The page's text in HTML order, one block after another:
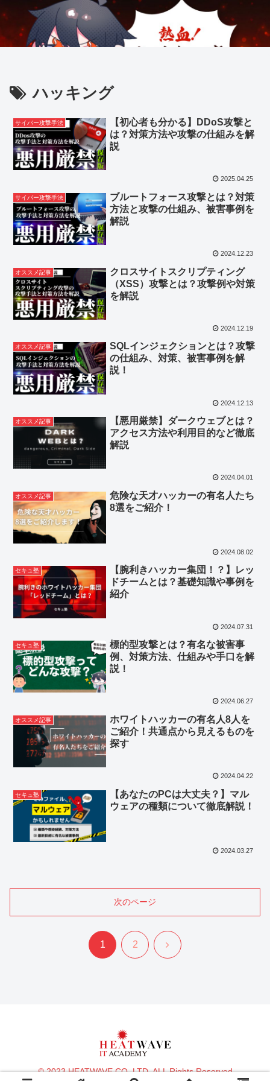
ハッキング
サイバー攻撃手法
【初心者も分かる】DDoS攻撃と
は？対策方法や攻撃の仕組みを解
説
2025.04.25
サイバー攻撃手法
ブルートフォース攻撃とは？対策
方法と攻撃の仕組み、被害事例を
解説
2024.12.23
オススメ記事
クロスサイトスクリプティング
（XSS）攻撃とは？攻撃例や対策
を解説
2024.12.19
オススメ記事
SQLインジェクションとは？攻撃
の仕組み、対策、被害事例を解
説！
2024.12.13
オススメ記事
【悪用厳禁】ダークウェブとは？
アクセス方法や利用目的など徹底
解説
2024.04.01
オススメ記事
危険な天才ハッカーの有名人たち
8選をご紹介！
2024.08.02
セキュ塾
【腕利きハッカー集団！？】レッ
ドチームとは？基礎知識や事例を
紹介
2024.07.31
セキュ塾
標的型攻撃とは？有名な被害事
例、対策方法、仕組みや手口を解
説！
2024.06.27
オススメ記事
ホワイトハッカーの有名人8人を
ご紹介！共通点から見えるものを
探す
2024.04.22
セキュ塾
【あなたのPCは大丈夫？】マル
ウェアの種類について徹底解説！
2024.03.27
次のページ
1 2 次
© 2023 HEATWAVE CO.,LTD. ALL Rights Reserved